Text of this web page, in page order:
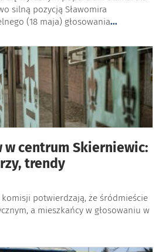
silną pozycją Sławomira
(18 maja) głosowania...
w centrum Skierniewic:
trendy
potwierdzają, że śródmieście
a mieszkańcy w głosowaniu w